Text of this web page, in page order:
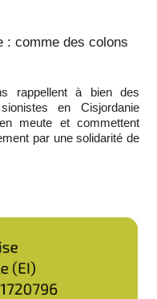
: comme des colons
rappellent à bien des
en Cisjordanie
meute et commettent
par une solidarité de